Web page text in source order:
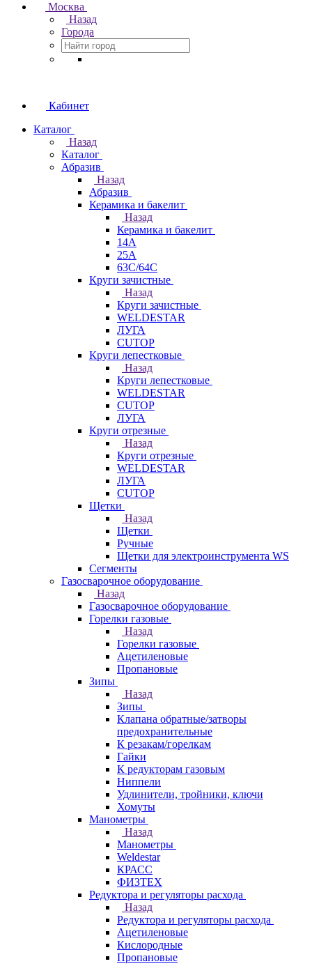
Москва
Назад
Города
Кабинет
Каталог
Назад
Каталог
Абразив
Назад
Абразив
Керамика и бакелит
Назад
Керамика и бакелит
14А
25А
63С/64С
Круги зачистные
Назад
Круги зачистные
WELDESTAR
ЛУГА
CUTOP
Круги лепестковые
Назад
Круги лепестковые
WELDESTAR
CUTOP
ЛУГА
Круги отрезные
Назад
Круги отрезные
WELDESTAR
ЛУГА
CUTOP
Щетки
Назад
Щетки
Ручные
Щетки для электроинструмента WS
Сегменты
Газосварочное оборудование
Назад
Газосварочное оборудование
Горелки газовые
Назад
Горелки газовые
Ацетиленовые
Пропановые
Зипы
Назад
Зипы
Клапана обратные/затворы
предохранительные
К резакам/горелкам
Гайки
К редукторам газовым
Ниппели
Удлинители, тройники, ключи
Хомуты
Манометры
Назад
Манометры
Weldestar
КРАСС
ФИЗТЕХ
Редуктора и регуляторы расхода
Назад
Редуктора и регуляторы расхода
Ацетиленовые
Кислородные
Пропановые